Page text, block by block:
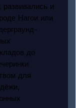
и
Нагои или
до
для